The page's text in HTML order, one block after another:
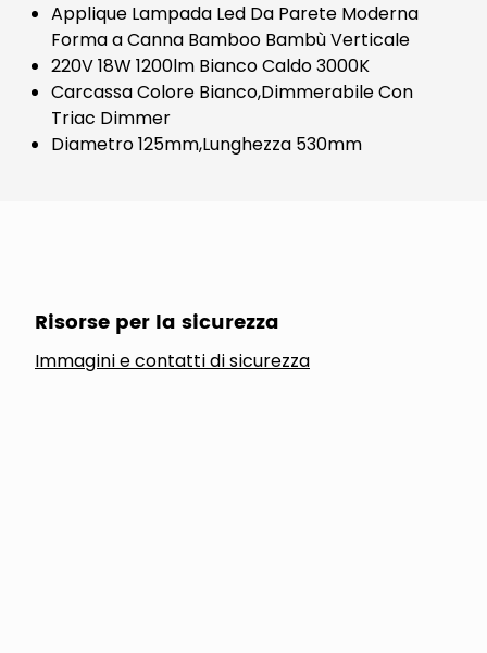
Applique Lampada Led Da Parete Moderna
Forma a Canna Bamboo Bambù Verticale
220V 18W 1200lm Bianco Caldo 3000K
Carcassa Colore Bianco,Dimmerabile Con
Triac Dimmer
Diametro 125mm,Lunghezza 530mm
Risorse per la sicurezza
Immagini e contatti di sicurezza